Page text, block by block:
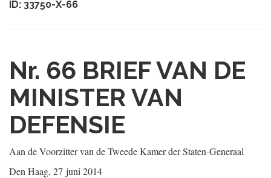
ID: 33750-X-66
Nr. 66 BRIEF VAN DE
MINISTER VAN
DEFENSIE
Aan de Voorzitter van de Tweede Kamer der Staten-Generaal
Den Haag, 27 juni 2014